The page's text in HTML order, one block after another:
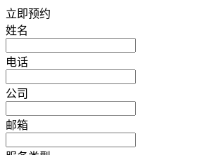
立即预约
姓名
电话
公司
邮箱